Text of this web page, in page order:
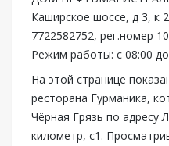
Каширское шоссе, д 3, к
7722582752, рег.номер
Режим работы: с 08:00
На этой странице
ресторана Гурманика,
Чёрная Грязь по адресу
километр, с1.